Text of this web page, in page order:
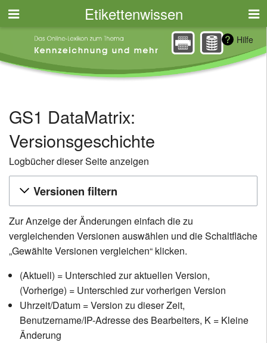
Etikettenwissen
Hilfe
GS1 DataMatrix:
Versionsgeschichte
Logbücher dieser Seite anzeigen
Versionen filtern
Zur Anzeige der Änderungen einfach die zu
vergleichenden Versionen auswählen und die Schaltfläche
„Gewählte Versionen vergleichen“ klicken.
(Aktuell) = Unterschied zur aktuellen Version,
(Vorherige) = Unterschied zur vorherigen Version
Uhrzeit/Datum = Version zu dieser Zeit,
Benutzername/IP-Adresse des Bearbeiters, K = Kleine
Änderung